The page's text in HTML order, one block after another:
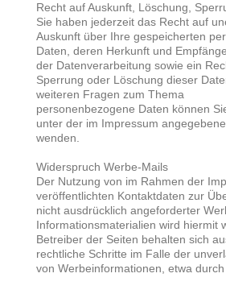
Recht auf Auskunft, Löschung,
Sie haben jederzeit das Recht auf
Auskunft über Ihre gespeicherten
Daten, deren Herkunft und
der Datenverarbeitung sowie ein
Sperrung oder Löschung dieser
weiteren Fragen zum Thema
personenbezogene Daten können
unter der im Impressum
wenden.
Widerspruch Werbe-Mails
Der Nutzung von im Rahmen der
veröffentlichten Kontaktdaten zur
nicht ausdrücklich angeforderter
Informationsmaterialien wird hiermit
Betreiber der Seiten behalten sich
rechtliche Schritte im Falle der
von Werbeinformationen, etwa